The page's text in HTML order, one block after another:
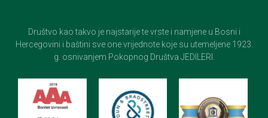
Društvo kao takvo je najstarije te vrste i namjene u Bosni i
Hercegovini i baštini sve one vrijednote koje su utemeljene 1923.
g. osnivanjem Pokopnog Društva JEDILERI.